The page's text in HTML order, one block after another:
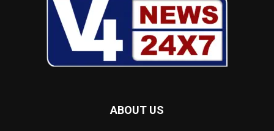
ABOUT US